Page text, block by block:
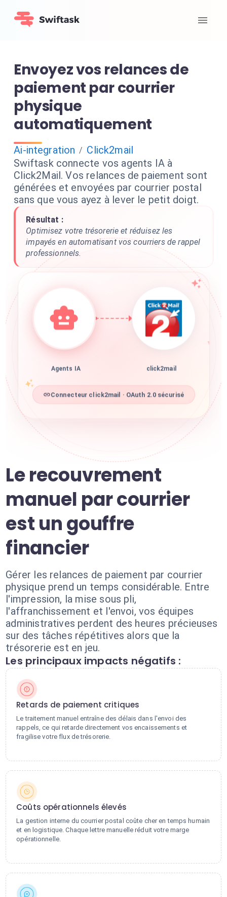
Envoyez vos relances de
paiement par courrier
physique
automatiquement
Ai-integration / Click2mail
Swiftask connecte vos agents IA à
Click2Mail. Vos relances de paiement sont
générées et envoyées par courrier postal
sans que vous ayez à lever le petit doigt.
Résultat :
Optimisez votre trésorerie et réduisez les
impayés en automatisant vos courriers de rappel
professionnels.
Agents IA click2mail
Connecteur click2mail · OAuth 2.0 sécurisé
Le recouvrement
manuel par courrier
est un gouffre
financier
Gérer les relances de paiement par courrier
physique prend un temps considérable. Entre
l'impression, la mise sous pli,
l'affranchissement et l'envoi, vos équipes
administratives perdent des heures précieuses
sur des tâches répétitives alors que la
trésorerie est en jeu.
Les principaux impacts négatifs :
Retards de paiement critiques
Le traitement manuel entraîne des délais dans l'envoi des
rappels, ce qui retarde directement vos encaissements et
fragilise votre flux de trésorerie.
Coûts opérationnels élevés
La gestion interne du courrier postal coûte cher en temps humain
et en logistique. Chaque lettre manuelle réduit votre marge
opérationnelle.